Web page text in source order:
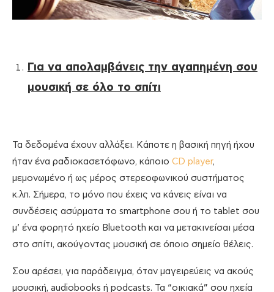
Για να απολαμβάνεις την αγαπημένη σου
μουσική σε όλο το σπίτι
Τα δεδομένα έχουν αλλάξει. Κάποτε η βασική πηγή ήχου
ήταν ένα ραδιοκασετόφωνο, κάποιο CD player,
μεμονωμένο ή ως μέρος στερεοφωνικού συστήματος
κ.λπ. Σήμερα, το μόνο που έχεις να κάνεις είναι να
συνδέσεις ασύρματα το smartphone σου ή το tablet σου
μ’ ένα φορητό ηχείο Bluetooth και να μετακινείσαι μέσα
στο σπίτι, ακούγοντας μουσική σε όποιο σημείο θέλεις.
Σου αρέσει, για παράδειγμα, όταν μαγειρεύεις να ακούς
μουσική, audiobooks ή podcasts. Τα “οικιακά” σου ηχεία